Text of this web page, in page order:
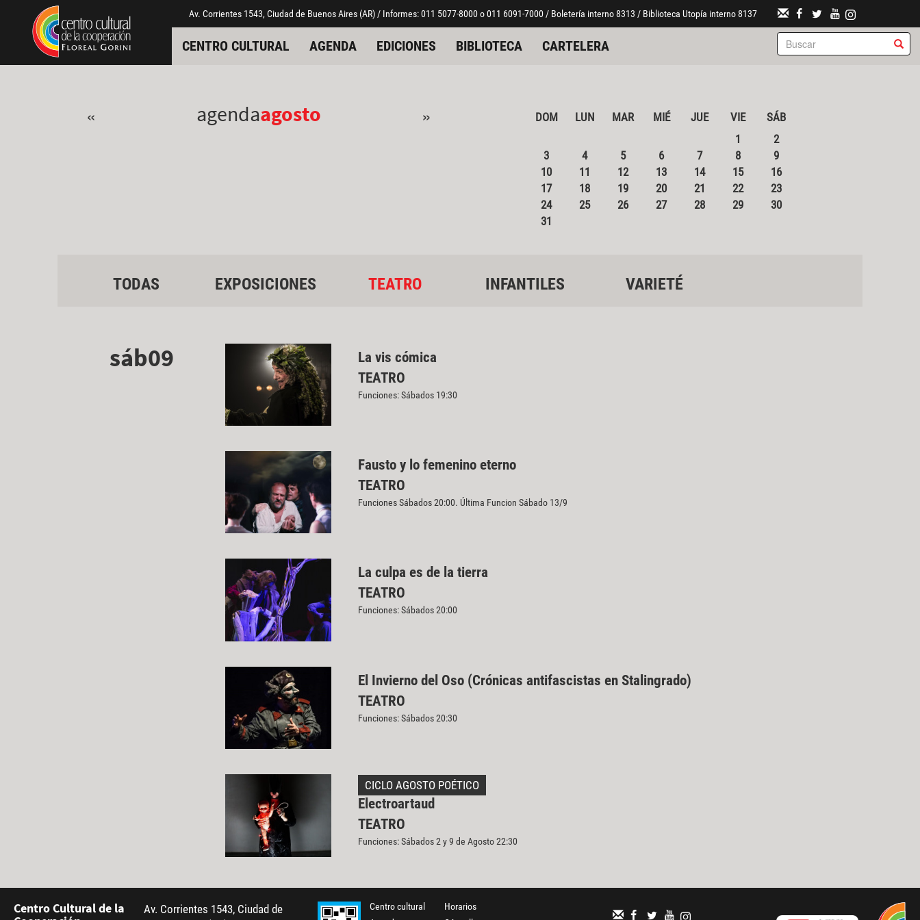
Pasar al contenido principal
Jump to main content Av. Corrientes 1543, Ciudad de Buenos Aires (AR) / Informes: 011 5077-8000 o 011 6091-7000 / Boletería interno 8313 / Biblioteca Utopía interno 8137
CENTRO CULTURAL AGENDA EDICIONES BIBLIOTECA CARTELERA
« agendaagosto » DOM LUN MAR MIÉ JUE VIE
SÁB
1
2
3
4 5 6 7 8
9
10
11 12 13 14 15
16
17
18 19 20 21 22
23
24
25 26 27 28 29
30
31
TODAS EXPOSICIONES TEATRO INFANTILES VARIETÉ
sáb09
La vis cómica
TEATRO
Funciones: Sábados 19:30
Fausto y lo femenino eterno
TEATRO
Funciones Sábados 20:00. Última Funcion Sábado 13/9
La culpa es de la tierra
TEATRO
Funciones: Sábados 20:00
El Invierno del Oso (Crónicas antifascistas en Stalingrado)
TEATRO
Funciones: Sábados 20:30
CICLO AGOSTO POÉTICO
Electroartaud
TEATRO
Funciones: Sábados 2 y 9 de Agosto 22:30
Centro Cultural de la
Av. Corrientes 1543, Ciudad de
Centro cultural
Horarios